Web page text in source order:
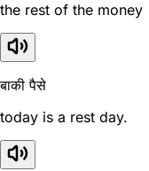
the rest of the money
बाकी पैसे
today is a rest day.